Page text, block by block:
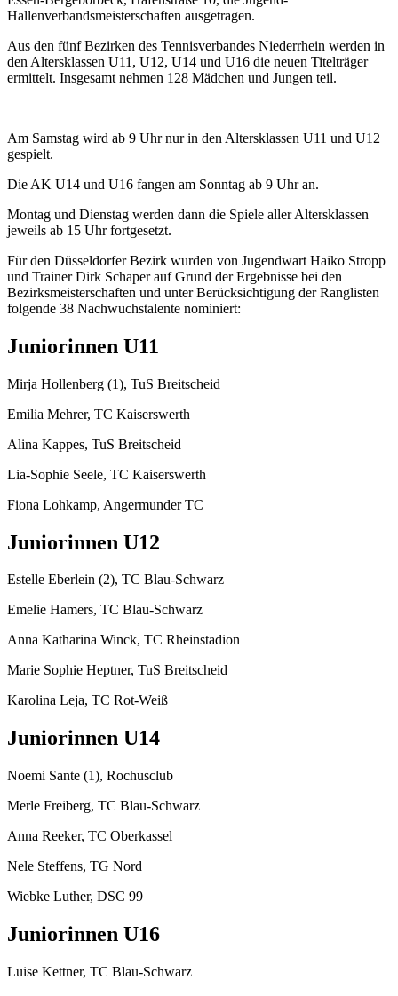
Hallenverbandsmeisterschaften ausgetragen.
Aus den fünf Bezirken des Tennisverbandes Niederrhein werden in
den Altersklassen U11, U12, U14 und U16 die neuen Titelträger
ermittelt. Insgesamt nehmen 128 Mädchen und Jungen teil.
Am Samstag wird ab 9 Uhr nur in den Altersklassen U11 und U12
gespielt.
Die AK U14 und U16 fangen am Sonntag ab 9 Uhr an.
Montag und Dienstag werden dann die Spiele aller Altersklassen
jeweils ab 15 Uhr fortgesetzt.
Für den Düsseldorfer Bezirk wurden von Jugendwart Haiko Stropp
und Trainer Dirk Schaper auf Grund der Ergebnisse bei den
Bezirksmeisterschaften und unter Berücksichtigung der Ranglisten
folgende 38 Nachwuchstalente nominiert:
Juniorinnen U11
Mirja Hollenberg (1), TuS Breitscheid
Emilia Mehrer, TC Kaiserswerth
Alina Kappes, TuS Breitscheid
Lia-Sophie Seele, TC Kaiserswerth
Fiona Lohkamp, Angermunder TC
Juniorinnen U12
Estelle Eberlein (2), TC Blau-Schwarz
Emelie Hamers, TC Blau-Schwarz
Anna Katharina Winck, TC Rheinstadion
Marie Sophie Heptner, TuS Breitscheid
Karolina Leja, TC Rot-Weiß
Juniorinnen U14
Noemi Sante (1), Rochusclub
Merle Freiberg, TC Blau-Schwarz
Anna Reeker, TC Oberkassel
Nele Steffens, TG Nord
Wiebke Luther, DSC 99
Juniorinnen U16
Luise Kettner, TC Blau-Schwarz